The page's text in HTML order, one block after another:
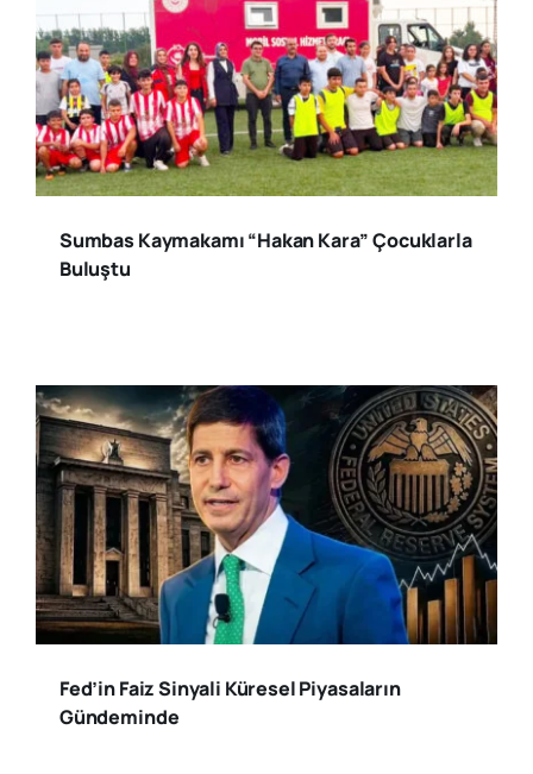
Sumbas Kaymakamı “Hakan Kara” Çocuklarla
Buluştu
Fed’in Faiz Sinyali Küresel Piyasaların
Gündeminde